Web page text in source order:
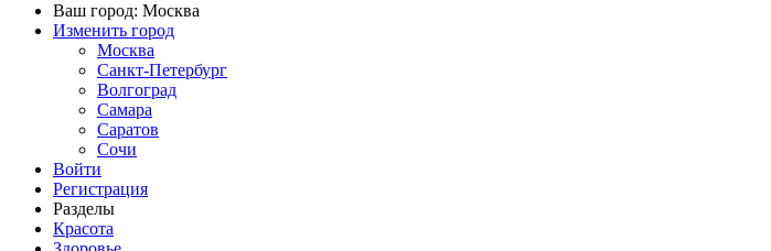
Ваш город: Москва
Изменить город
Москва
Санкт-Петербург
Волгоград
Самара
Саратов
Сочи
Войти
Регистрация
Разделы
Красота